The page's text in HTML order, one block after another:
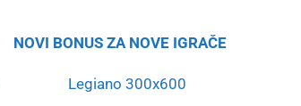
NOVI BONUS ZA NOVE IGRAČE